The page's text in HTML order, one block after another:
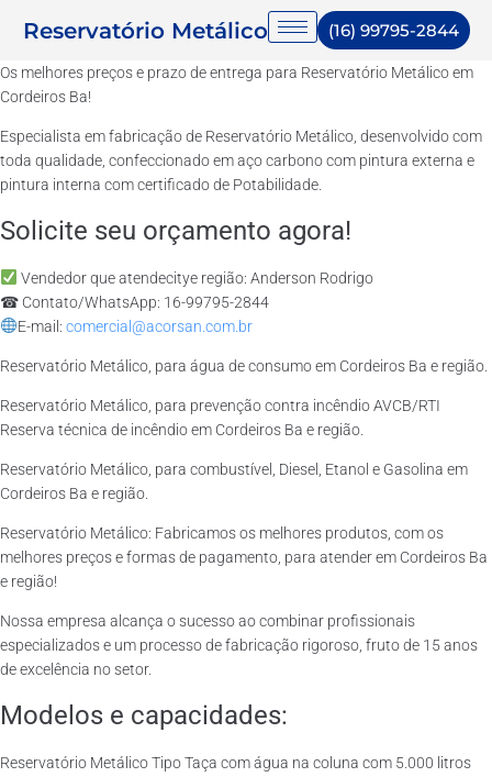
Reservatório Metálico (16) 99795-2844
Os melhores preços e prazo de entrega para Reservatório Metálico em
Cordeiros Ba!
Especialista em fabricação de Reservatório Metálico, desenvolvido com
toda qualidade, confeccionado em aço carbono com pintura externa e
pintura interna com certificado de Potabilidade.
Solicite seu orçamento agora!
Vendedor que atendecitye região: Anderson Rodrigo
☎ Contato/WhatsApp: 16-99795-2844
E-mail: comercial@acorsan.com.br
Reservatório Metálico, para água de consumo em Cordeiros Ba e região.
Reservatório Metálico, para prevenção contra incêndio AVCB/RTI
Reserva técnica de incêndio em Cordeiros Ba e região.
Reservatório Metálico, para combustível, Diesel, Etanol e Gasolina em
Cordeiros Ba e região.
Reservatório Metálico: Fabricamos os melhores produtos, com os
melhores preços e formas de pagamento, para atender em Cordeiros Ba
e região!
Nossa empresa alcança o sucesso ao combinar profissionais
especializados e um processo de fabricação rigoroso, fruto de 15 anos
de excelência no setor.
Modelos e capacidades:
Reservatório Metálico Tipo Taça com água na coluna com 5.000 litros